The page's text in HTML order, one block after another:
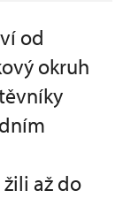
od
okruh
až do